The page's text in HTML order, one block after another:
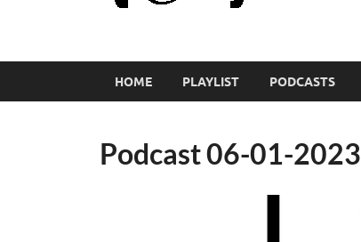
HOME PLAYLIST PODCASTS
Podcast 06-01-2023